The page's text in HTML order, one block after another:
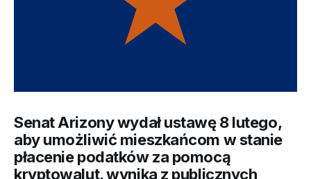
Senat Arizony wydał ustawę 8 lutego,
aby umożliwić mieszkańcom w stanie
płacenie podatków za pomocą
kryptowalut, wynika z publicznych